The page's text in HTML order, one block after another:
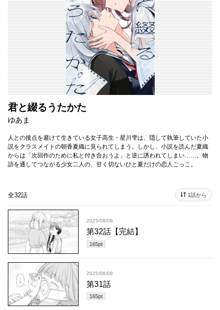
君と綴るうたかた
ゆあま
人との接点を避けて生きている女子高生・星川雫は、隠して執筆していた小
説をクラスメイトの朝香夏織に見られてしまう。しかし、小説を読んだ夏織
からは「次回作のために私と付き合おうよ」と逆に誘われてしまい……。物
語を通してつながる少女二人の、甘く切ないひと夏だけの恋人ごっこ。
全32話 1話から
2025/08/08
第32話【完結】
165pt
2025/08/08
第31話
165pt